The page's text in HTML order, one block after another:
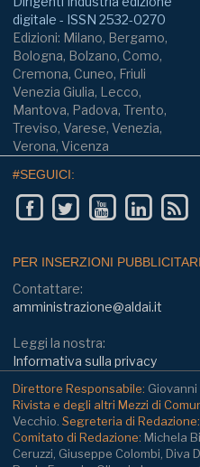
digitale - ISSN 2532-0270
Edizioni: Milano, Bergamo,
Bologna, Bolzano, Como,
Cremona, Cuneo, Friuli
Venezia Giulia, Lecco,
Mantova, Padova, Trento,
Treviso, Varese, Venezia,
Verona, Vicenza
#SEGUICI:
PER INSERZIONI
Contattare:
amministrazione@aldai.it
Leggi la nostra:
Informativa sulla privacy
Direttore Responsabile:
Rivista e degli altri Mezzi di
Vecchio. Segreteria di Redazione:
Comitato di Redazione: Michela
Ceruzzi, Giuseppe Colombi, Diva